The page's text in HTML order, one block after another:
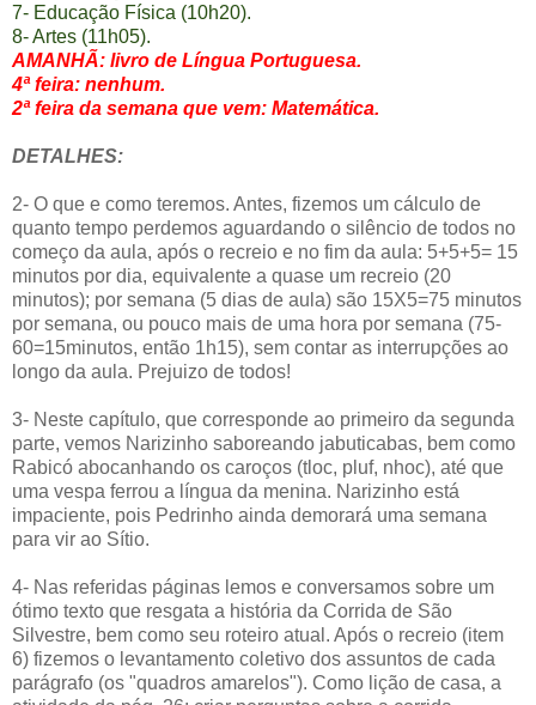
7- Educação Física (10h20).
8- Artes (11h05).
AMANHÃ: livro de Língua Portuguesa.
4ª feira: nenhum.
2ª feira da semana que vem: Matemática.
DETALHES:
2- O que e como teremos. Antes, fizemos um cálculo de
quanto tempo perdemos aguardando o silêncio de todos no
começo da aula, após o recreio e no fim da aula: 5+5+5= 15
minutos por dia, equivalente a quase um recreio (20
minutos); por semana (5 dias de aula) são 15X5=75 minutos
por semana, ou pouco mais de uma hora por semana (75-
60=15minutos, então 1h15), sem contar as interrupções ao
longo da aula. Prejuizo de todos!
3- Neste capítulo, que corresponde ao primeiro da segunda
parte, vemos Narizinho saboreando jabuticabas, bem como
Rabicó abocanhando os caroços (tloc, pluf, nhoc), até que
uma vespa ferrou a língua da menina. Narizinho está
impaciente, pois Pedrinho ainda demorará uma semana
para vir ao Sítio.
4- Nas referidas páginas lemos e conversamos sobre um
ótimo texto que resgata a história da Corrida de São
Silvestre, bem como seu roteiro atual. Após o recreio (item
6) fizemos o levantamento coletivo dos assuntos de cada
parágrafo (os "quadros amarelos"). Como lição de casa, a